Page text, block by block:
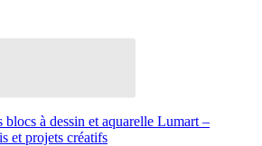
blocs à dessin et aquarelle Lumart –
et projets créatifs